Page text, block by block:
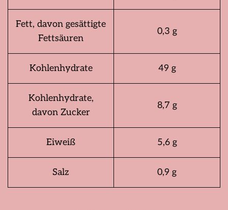
Fett, davon gesättigte
Fettsäuren
0,3 g
Kohlenhydrate 49 g
Kohlenhydrate,
davon Zucker
8,7 g
Eiweiß 5,6 g
Salz 0,9 g